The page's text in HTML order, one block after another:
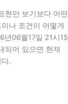
현만 보기보다 어떤
나 조건이 어떻게
년06월17일 21시15
되어 있으면 현재
.